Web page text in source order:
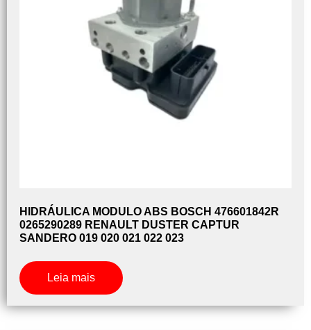
HIDRÁULICA MODULO ABS BOSCH 476601842R
0265290289 RENAULT DUSTER CAPTUR
SANDERO 019 020 021 022 023
Leia mais